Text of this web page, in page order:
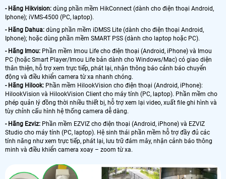
- Hãng Hikvision: dùng phần mềm HikConnect (dành cho điện thoại Android,
Iphone); iVMS-4500 (PC, laptop).
- Hãng Dahua: dùng phần mềm iDMSS Lite (dành cho điện thoại Android,
Iphone); hoặc dùng phần mềm SMART PSS (dành cho laptop hoặc PC).
- Hãng Imou: Phần mềm Imou Life cho điện thoại (Android, iPhone) và Imou
PC (hoặc Smart Player/Imou Life bản dành cho Windows/Mac) có giao diện
thân thiện, hỗ trợ xem trực tiếp, phát lại, nhận thông báo cảnh báo chuyển
động và điều khiển camera từ xa nhanh chóng.
- Hãng Hilook: Phần mềm HilookVision cho điện thoại (Android, iPhone):
HilookVision và HilookVision Client cho máy tính (PC, laptop). Phần mềm cho
phép quản lý đồng thời nhiều thiết bị, hỗ trợ xem lại video, xuất file ghi hình và
tùy chỉnh cấu hình hệ thống camera dễ dàng.
- Hãng Ezviz: Phần mềm EZVIZ cho điện thoại (Android, iPhone) và EZVIZ
Studio cho máy tính (PC, laptop). Hệ sinh thái phần mềm hỗ trợ đầy đủ các
tính năng như xem trực tiếp, phát lại, lưu trữ đám mây, nhận cảnh báo thông
minh và điều khiển camera xoay – zoom từ xa.